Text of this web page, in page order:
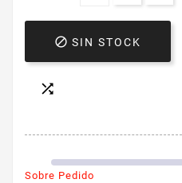
 SIN STOCK

Sobre Pedido